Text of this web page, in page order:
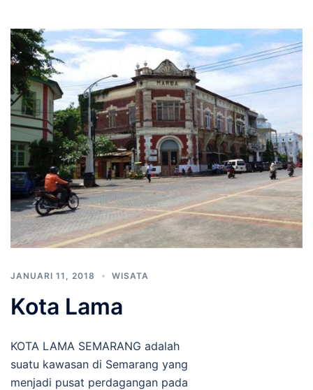
JANUARI 11, 2018 WISATA
Kota Lama
KOTA LAMA SEMARANG adalah
suatu kawasan di Semarang yang
menjadi pusat perdagangan pada